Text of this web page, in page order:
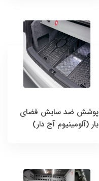
پوشش ضد سایش فضای
بار (آلومینیوم آج دار)